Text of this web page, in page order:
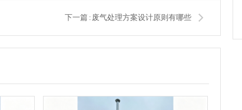
下一篇 : 废气处理方案设计原则有哪些